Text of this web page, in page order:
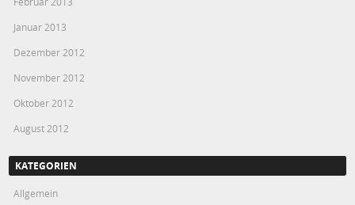
Januar 2013
Dezember 2012
November 2012
Oktober 2012
August 2012
KATEGORIEN
Allgemein